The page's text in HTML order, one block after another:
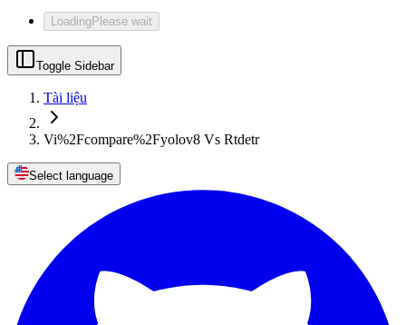
LoadingPlease wait
Toggle Sidebar
Tài liệu
Vi%2Fcompare%2Fyolov8 Vs Rtdetr
Select language